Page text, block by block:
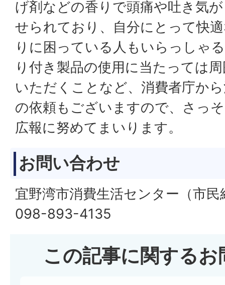
げ剤などの香りで頭痛や吐き気
せられており、自分にとって快
りに困っている人もいらっしゃ
り付き製品の使用に当たっては
いただくことなど、消費者庁か
の依頼もございますので、さっ
広報に努めてまいります。
お問い合わせ
宜野湾市消費生活センター（市
098-893-4135
この記事に関する